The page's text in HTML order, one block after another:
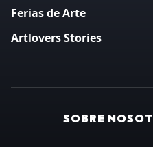
Ferias de Arte
Artlovers Stories
SOBRE